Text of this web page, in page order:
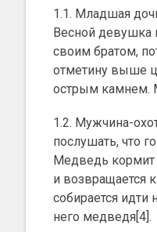
1.1. Младшая
Весной девушка
своим братом,
отметину выше
острым камнем.
1.2. Мужчина-
послушать, что
Медведь кормит
и возвращается
собирается
него медведя[4].